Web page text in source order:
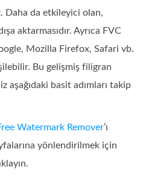
Daha da etkileyici olan,
aktarmasıdır. Ayrıca FVC
Mozilla Firefox, Safari vb.
Bu gelişmiş filigran
aşağıdaki basit adımları takip
Watermark Remover’ı
yönlendirilmek için